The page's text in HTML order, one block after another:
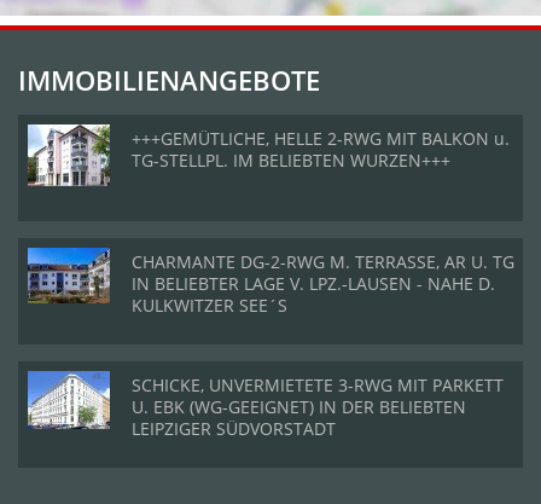
IMMOBILIENANGEBOTE
+++GEMÜTLICHE, HELLE 2-RWG MIT BALKON u.
TG-STELLPL. IM BELIEBTEN WURZEN+++
CHARMANTE DG-2-RWG M. TERRASSE, AR U. TG
IN BELIEBTER LAGE V. LPZ.-LAUSEN - NAHE D.
KULKWITZER SEE´S
SCHICKE, UNVERMIETETE 3-RWG MIT PARKETT
U. EBK (WG-GEEIGNET) IN DER BELIEBTEN
LEIPZIGER SÜDVORSTADT